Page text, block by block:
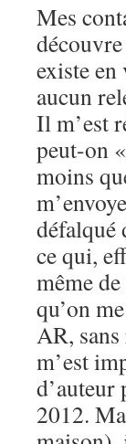
Mes
existe
aucun
Il m’est
peut-on
moins
défalqué
ce qui,
même
qu’on
AR,
m’est
d’auteur
2012.